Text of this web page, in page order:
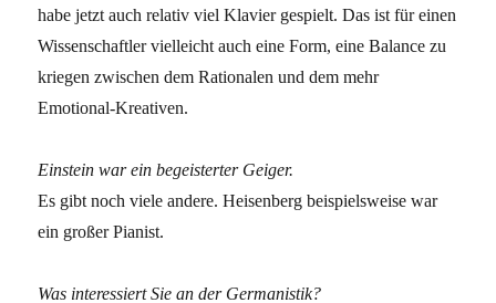
habe jetzt auch relativ viel Klavier gespielt. Das ist für einen
Wissenschaftler vielleicht auch eine Form, eine Balance zu
kriegen zwischen dem Rationalen und dem mehr
Emotional-Kreativen.
Einstein war ein begeisterter Geiger.
Es gibt noch viele andere. Heisenberg beispielsweise war
ein großer Pianist.
Was interessiert Sie an der Germanistik?